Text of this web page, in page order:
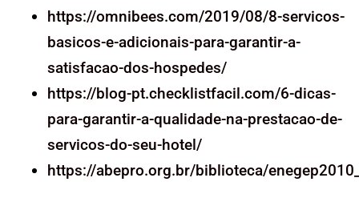
https://omnibees.com/2019/08/8-servicos-
basicos-e-adicionais-para-garantir-a-
satisfacao-dos-hospedes/
https://blog-pt.checklistfacil.com/6-dicas-
para-garantir-a-qualidade-na-prestacao-de-
servicos-do-seu-hotel/
https://abepro.org.br/biblioteca/